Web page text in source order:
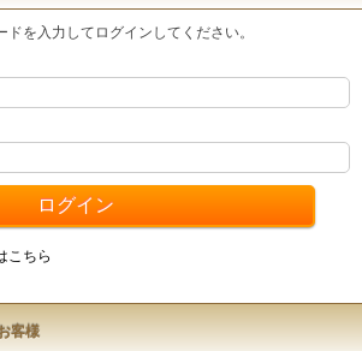
を入力してログインしてください。
こちら
客様